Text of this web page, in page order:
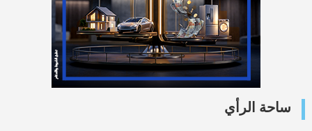
ساحة الرأي